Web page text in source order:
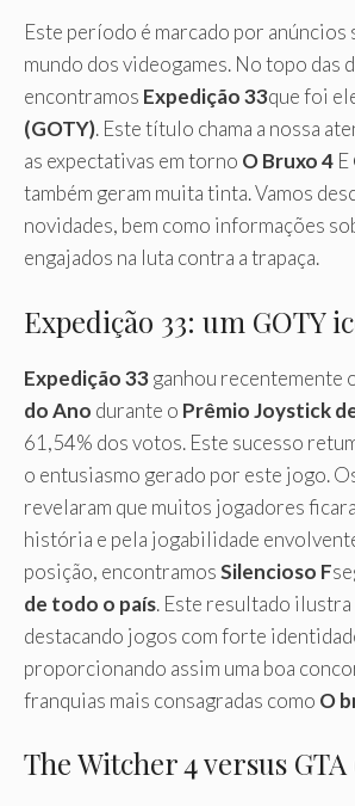
Este período é marcado por
mundo dos videogames. No topo das
encontramos Expedição 33que foi
(GOTY). Este título chama a nossa
as expectativas em torno O Bruxo 4 E
também geram muita tinta. Vamos
novidades, bem como informações
engajados na luta contra a trapaça.
Expedição 33: um GOTY
Expedição 33ganhou recentemente
do Ano durante o Prêmio Joystick
61,54% dos votos. Este sucesso
o entusiasmo gerado por este jogo.
revelaram que muitos jogadores
história e pela jogabilidade
posição, encontramosSilencioso F
de todo o país. Este resultado ilustra
destacando jogos com forte
proporcionando assim uma boa
franquias mais consagradas como O
The Witcher 4 versus GTA